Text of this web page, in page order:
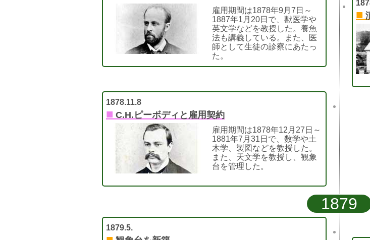
雇用期間は1878年9月7日～
1887年1月20日で、獣医学や
英文学などを教授した。養魚
法も講義している。また、医
師として生徒の診察にあたっ
た。
■
1878.11.8
■ C.H.ピーボディと雇用契約
雇用期間は1878年12月27日～
1881年7月31日で、数学や土
木学、製図などを教授した。
また、天文学を教授し、観象
台を管理した。
1879
1879.5.